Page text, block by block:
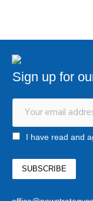
Sign up for
I have read and